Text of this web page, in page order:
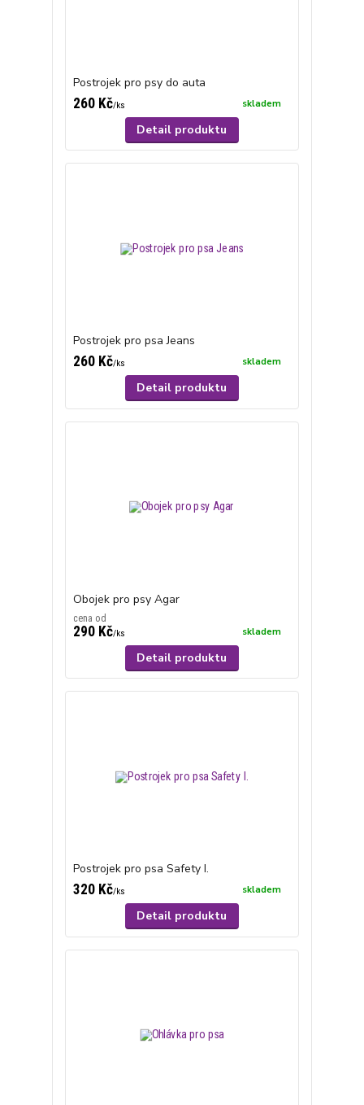
Postrojek pro psy do auta
260 Kč/ks skladem
Detail produktu
Postrojek pro psa Jeans
260 Kč/ks skladem
Detail produktu
Obojek pro psy Agar
cena od
290 Kč/ks skladem
Detail produktu
Postrojek pro psa Safety I.
320 Kč/ks skladem
Detail produktu